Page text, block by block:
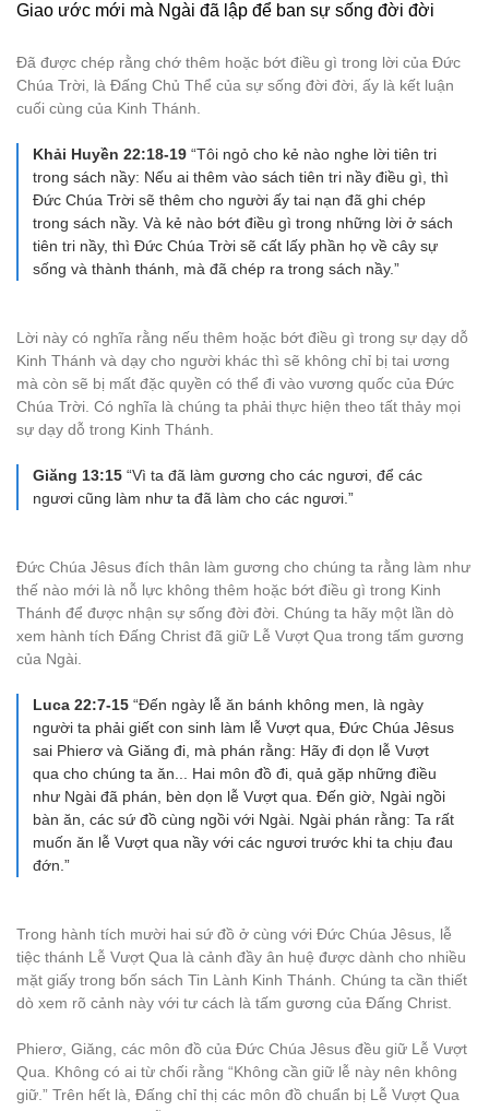
Giao ước mới mà Ngài đã lập để ban sự sống đời đời
Đã được chép rằng chớ thêm hoặc bớt điều gì trong lời của Đức
Chúa Trời, là Đấng Chủ Thể của sự sống đời đời, ấy là kết luận
cuối cùng của Kinh Thánh.
Khải Huyền 22:18-19 “Tôi ngỏ cho kẻ nào nghe lời tiên tri
trong sách nầy: Nếu ai thêm vào sách tiên tri nầy điều gì, thì
Đức Chúa Trời sẽ thêm cho người ấy tai nạn đã ghi chép
trong sách nầy. Và kẻ nào bớt điều gì trong những lời ở sách
tiên tri nầy, thì Đức Chúa Trời sẽ cất lấy phần họ về cây sự
sống và thành thánh, mà đã chép ra trong sách nầy.”
Lời này có nghĩa rằng nếu thêm hoặc bớt điều gì trong sự dạy dỗ
Kinh Thánh và dạy cho người khác thì sẽ không chỉ bị tai ương
mà còn sẽ bị mất đặc quyền có thể đi vào vương quốc của Đức
Chúa Trời. Có nghĩa là chúng ta phải thực hiện theo tất thảy mọi
sự dạy dỗ trong Kinh Thánh.
Giăng 13:15 “Vì ta đã làm gương cho các ngươi, để các
ngươi cũng làm như ta đã làm cho các ngươi.”
Đức Chúa Jêsus đích thân làm gương cho chúng ta rằng làm như
thế nào mới là nỗ lực không thêm hoặc bớt điều gì trong Kinh
Thánh để được nhận sự sống đời đời. Chúng ta hãy một lần dò
xem hành tích Đấng Christ đã giữ Lễ Vượt Qua trong tấm gương
của Ngài.
Luca 22:7-15 “Đến ngày lễ ăn bánh không men, là ngày
người ta phải giết con sinh làm lễ Vượt qua, Đức Chúa Jêsus
sai Phierơ và Giăng đi, mà phán rằng: Hãy đi dọn lễ Vượt
qua cho chúng ta ăn... Hai môn đồ đi, quả gặp những điều
như Ngài đã phán, bèn dọn lễ Vượt qua. Đến giờ, Ngài ngồi
bàn ăn, các sứ đồ cùng ngồi với Ngài. Ngài phán rằng: Ta rất
muốn ăn lễ Vượt qua nầy với các ngươi trước khi ta chịu đau
đớn.”
Trong hành tích mười hai sứ đồ ở cùng với Đức Chúa Jêsus, lễ
tiệc thánh Lễ Vượt Qua là cảnh đầy ân huệ được dành cho nhiều
mặt giấy trong bốn sách Tin Lành Kinh Thánh. Chúng ta cần thiết
dò xem rõ cảnh này với tư cách là tấm gương của Đấng Christ.
Phierơ, Giăng, các môn đồ của Đức Chúa Jêsus đều giữ Lễ Vượt
Qua. Không có ai từ chối rằng “Không cần giữ lễ này nên không
giữ.” Trên hết là, Đấng chỉ thị các môn đồ chuẩn bị Lễ Vượt Qua